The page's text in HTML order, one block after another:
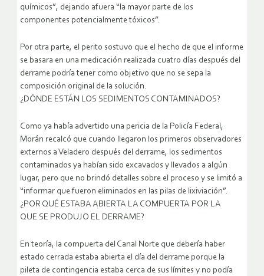
químicos”, dejando afuera “la mayor parte de los
componentes potencialmente tóxicos”.
Por otra parte, el perito sostuvo que el hecho de que el informe
se basara en una medicación realizada cuatro días después del
derrame podría tener como objetivo que no se sepa la
composición original de la solución.
¿DÓNDE ESTÁN LOS SEDIMENTOS CONTAMINADOS?
Como ya había advertido una pericia de la Policía Federal,
Morán recalcó que cuando llegaron los primeros observadores
externos a Veladero después del derrame, los sedimentos
contaminados ya habían sido excavados y llevados a algún
lugar, pero que no brindó detalles sobre el proceso y se limitó a
“informar que fueron eliminados en las pilas de lixiviación”.
¿POR QUÉ ESTABA ABIERTA LA COMPUERTA POR LA
QUE SE PRODUJO EL DERRAME?
En teoría, la compuerta del Canal Norte que debería haber
estado cerrada estaba abierta el día del derrame porque la
pileta de contingencia estaba cerca de sus límites y no podía